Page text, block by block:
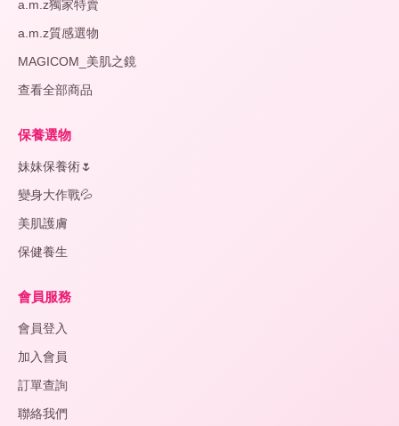
a.m.z獨家特賣
a.m.z質感選物
MAGICOM_美肌之鏡
查看全部商品
保養選物
妹妹保養術🌷
變身大作戰💦
美肌護膚
保健養生
會員服務
會員登入
加入會員
訂單查詢
聯絡我們